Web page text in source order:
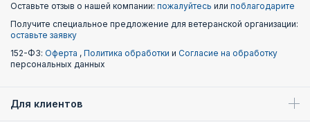
Оставьте отзыв о нашей компании: пожалуйтесь или поблагодарите
Получите специальное предложение для ветеранской организации:
оставьте заявку
152-ФЗ: Оферта , Политика обработки и Согласие на обработку
персональных данных
Для клиентов